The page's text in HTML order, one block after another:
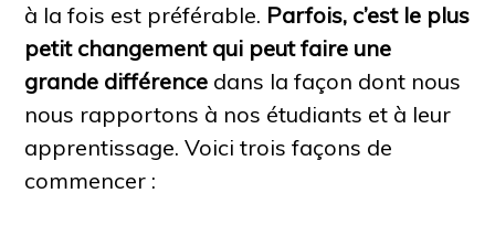
à la fois est préférable. Parfois, c’est le plus
petit changement qui peut faire une
grande différence dans la façon dont nous
nous rapportons à nos étudiants et à leur
apprentissage. Voici trois façons de
commencer :